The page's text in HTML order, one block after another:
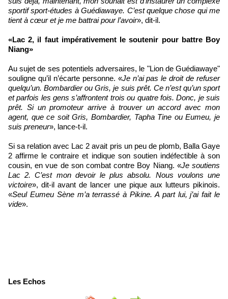
sportif sport-études à Guédiawaye. C’est quelque chose qui me
tient à cœur et je me battrai pour l’avoir», dit-il.
«Lac 2, il faut impérativement le soutenir pour battre Boy
Niang»
Au sujet de ses potentiels adversaires, le "Lion de Guédiawaye"
souligne qu’il n’écarte personne. «Je n’ai pas le droit de refuser
quelqu’un. Bombardier ou Gris, je suis prêt. Ce n’est qu’un sport
et parfois les gens s’affrontent trois ou quatre fois. Donc, je suis
prêt. Si un promoteur arrive à trouver un accord avec mon
agent, que ce soit Gris, Bombardier, Tapha Tine ou Eumeu, je
suis preneur», lance-t-il.
Si sa relation avec Lac 2 avait pris un peu de plomb, Balla Gaye
2 affirme le contraire et indique son soutien indéfectible à son
cousin, en vue de son combat contre Boy Niang. «Je soutiens
Lac 2. C’est mon devoir le plus absolu. Nous voulons une
victoire», dit-il avant de lancer une pique aux lutteurs pikinois.
«Seul Eumeu Sène m’a terrassé à Pikine. A part lui, j’ai fait le
vide».
Les Echos